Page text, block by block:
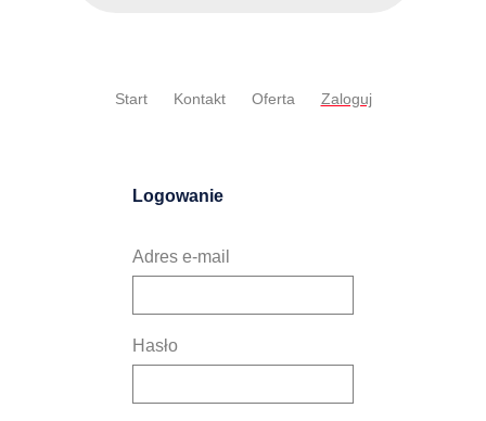
Start Kontakt Oferta Zaloguj
Logowanie
Adres e-mail
Hasło